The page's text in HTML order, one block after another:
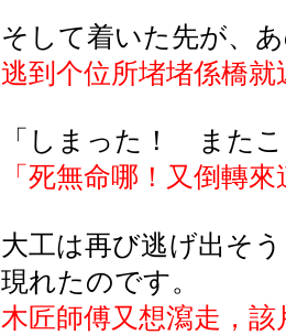
そして着いた先が、
逃到个位所堵堵係橋就
「しまった！ また
「死無命哪！又倒轉
大工は再び逃げ出そ
現れたのです。
木匠師傅又想瀉走，該